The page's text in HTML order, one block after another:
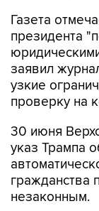
заявил
узкие
проверку на
30 июня
гражданства
незаконным.
В январе